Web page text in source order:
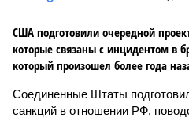
США подготовили очередной
которые связаны с инцидентом в
который произошел более года
Соединенные Штаты
санкций в отношении РФ,